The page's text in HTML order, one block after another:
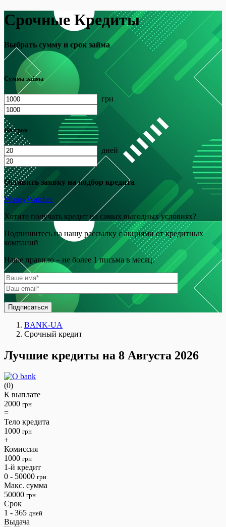
Срочные Кредиты
Выбрать сумму и срок займа
Сумма займа
грн
На срок
дней
Оставить заявку на подбор кредита
MoneyWatcher
Хотите получать кредит на самых выгодных условиях?
Подпишитесь на нашу рассылку с акциями от кредитных
компаний
Наше правило – не более 1 письма в месяц.
Подписаться
BANK-UA
Срочный кредит
Лучшие кредиты на 8 Августа 2026
(0)
К выплате
2000 грн
=
Тело кредита
1000 грн
+
Комиссия
1000 грн
1-й кредит
0 - 50000 грн
Макс. сумма
50000 грн
Срок
1 - 365 дней
Выдача